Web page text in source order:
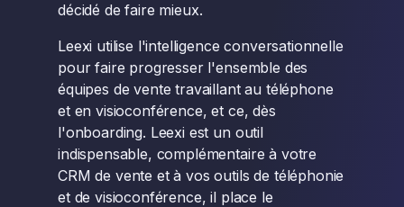
décidé de faire mieux.
Leexi utilise l'intelligence conversationnelle
pour faire progresser l'ensemble des
équipes de vente travaillant au téléphone
et en visioconférence, et ce, dès
l'onboarding. Leexi est un outil
indispensable, complémentaire à votre
CRM de vente et à vos outils de téléphonie
et de visioconférence, il place le